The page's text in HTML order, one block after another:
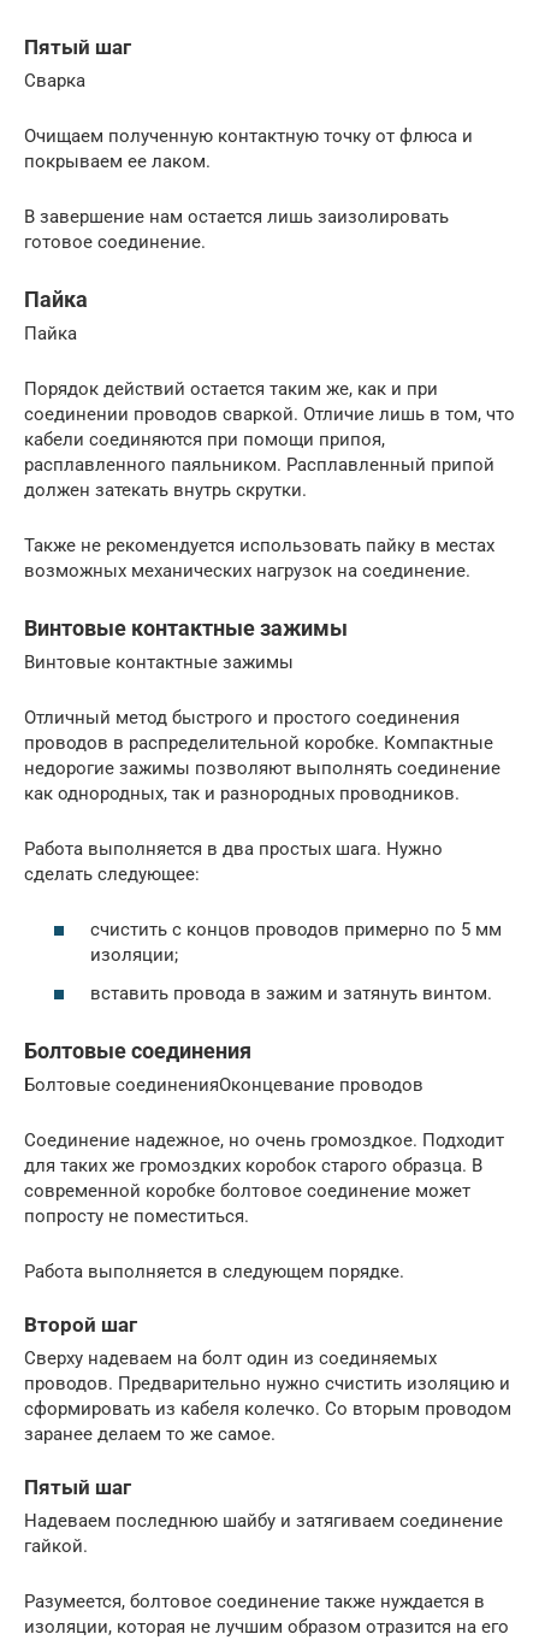
Пятый шаг
Сварка
Очищаем полученную контактную точку от флюса и
покрываем ее лаком.
В завершение нам остается лишь заизолировать
готовое соединение.
Пайка
Пайка
Порядок действий остается таким же, как и при
соединении проводов сваркой. Отличие лишь в том, что
кабели соединяются при помощи припоя,
расплавленного паяльником. Расплавленный припой
должен затекать внутрь скрутки.
Также не рекомендуется использовать пайку в местах
возможных механических нагрузок на соединение.
Винтовые контактные зажимы
Винтовые контактные зажимы
Отличный метод быстрого и простого соединения
проводов в распределительной коробке. Компактные
недорогие зажимы позволяют выполнять соединение
как однородных, так и разнородных проводников.
Работа выполняется в два простых шага. Нужно
сделать следующее:
счистить с концов проводов примерно по 5 мм
изоляции;
вставить провода в зажим и затянуть винтом.
Болтовые соединения
Болтовые соединенияОконцевание проводов
Соединение надежное, но очень громоздкое. Подходит
для таких же громоздких коробок старого образца. В
современной коробке болтовое соединение может
попросту не поместиться.
Работа выполняется в следующем порядке.
Второй шаг
Сверху надеваем на болт один из соединяемых
проводов. Предварительно нужно счистить изоляцию и
сформировать из кабеля колечко. Со вторым проводом
заранее делаем то же самое.
Пятый шаг
Надеваем последнюю шайбу и затягиваем соединение
гайкой.
Разумеется, болтовое соединение также нуждается в
изоляции, которая не лучшим образом отразится на его